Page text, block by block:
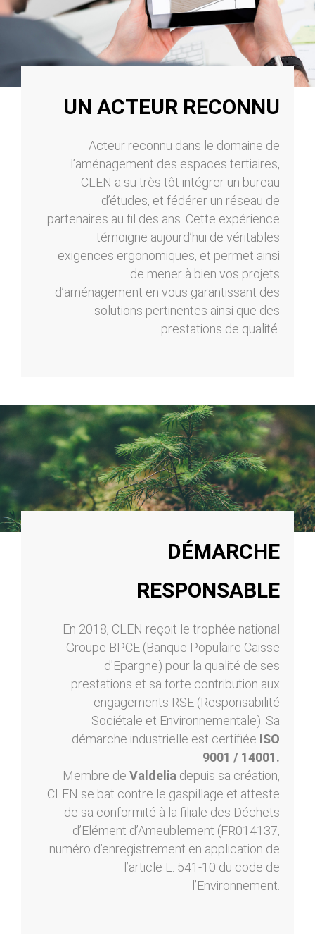
UN ACTEUR RECONNU
Acteur reconnu dans le domaine de
l’aménagement des espaces tertiaires,
CLEN a su très tôt intégrer un bureau
d’études, et fédérer un réseau de
partenaires au fil des ans. Cette expérience
témoigne aujourd’hui de véritables
exigences ergonomiques, et permet ainsi
de mener à bien vos projets
d’aménagement en vous garantissant des
solutions pertinentes ainsi que des
prestations de qualité.
DÉMARCHE
RESPONSABLE
En 2018, CLEN reçoit le trophée national
Groupe BPCE (Banque Populaire Caisse
d'Epargne) pour la qualité de ses
prestations et sa forte contribution aux
engagements RSE (Responsabilité
Sociétale et Environnementale). Sa
démarche industrielle est certifiée ISO
9001 / 14001.
Membre de Valdelia depuis sa création,
CLEN se bat contre le gaspillage et atteste
de sa conformité à la filiale des Déchets
d’Elément d’Ameublement (FR014137,
numéro d’enregistrement en application de
l’article L. 541-10 du code de
l’Environnement.